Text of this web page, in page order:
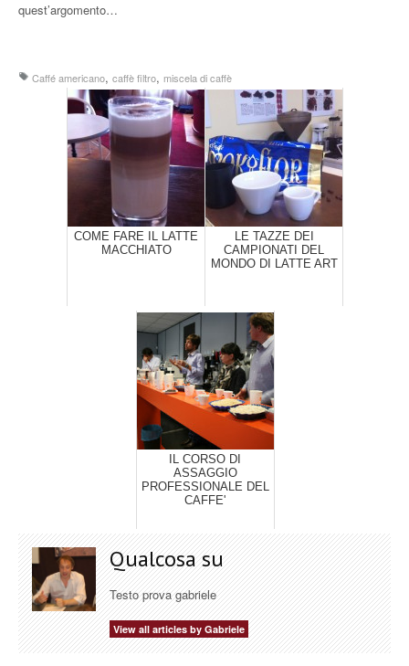
quest’argomento…
Caffé americano, caffè filtro, miscela di caffè
COME FARE IL LATTE
MACCHIATO
LE TAZZE DEI
CAMPIONATI DEL
MONDO DI LATTE ART
IL CORSO DI
ASSAGGIO
PROFESSIONALE DEL
CAFFE'
Qualcosa su
Testo prova gabriele
View all articles by Gabriele